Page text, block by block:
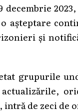
așteptare
și
grupurile
de zeci de